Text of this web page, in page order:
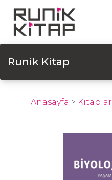
Runik Kitap
Anasayfa > Kitaplar